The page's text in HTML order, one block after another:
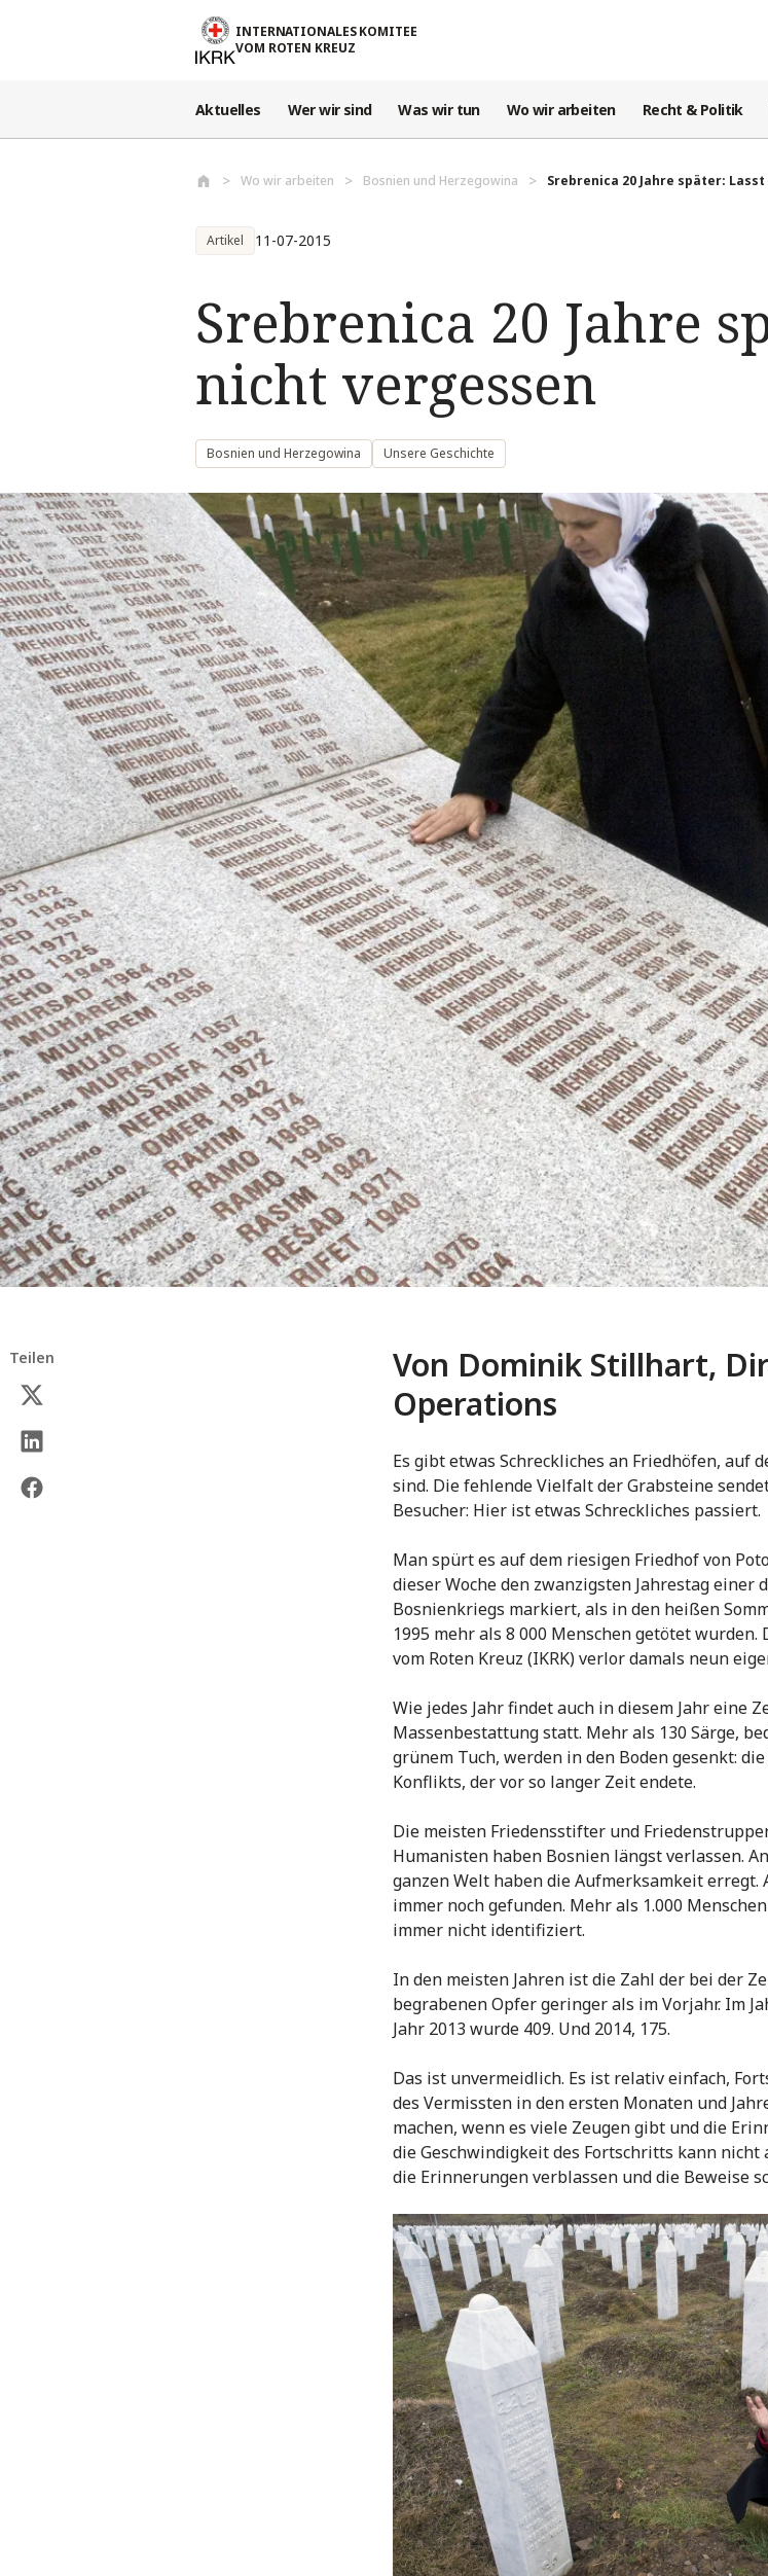
INTERNATIONALES KOMITEE
VOM ROTEN KREUZ
Aktuelles Wer wir sind Was wir tun Wo wir arbeiten Recht & Politik
Wo wir arbeiten Bosnien und Herzegowina Srebrenica 20 Jahre später: Lasst
Artikel 11-07-2015
Srebrenica 20 Jahre
nicht vergessen
Bosnien und Herzegowina Unsere Geschichte
Teilen
Von Dominik Stillhart,
Operations
Es gibt etwas Schreckliches an Friedhöfen, auf
sind. Die fehlende Vielfalt der Grabsteine
Besucher: Hier ist etwas Schreckliches passiert.
Man spürt es auf dem riesigen Friedhof von
dieser Woche den zwanzigsten Jahrestag einer
Bosnienkriegs markiert, als in den heißen
1995 mehr als 8 000 Menschen getötet
vom Roten Kreuz (IKRK) verlor damals neun
Wie jedes Jahr findet auch in diesem Jahr eine
Massenbestattung statt. Mehr als 130 Särge,
grünem Tuch, werden in den Boden gesenkt:
Konflikts, der vor so langer Zeit endete.
Die meisten Friedensstifter und
Humanisten haben Bosnien längst verlassen.
ganzen Welt haben die Aufmerksamkeit erregt.
immer noch gefunden. Mehr als 1.000
immer nicht identifiziert.
In den meisten Jahren ist die Zahl der bei der
begrabenen Opfer geringer als im Vorjahr. Im
Jahr 2013 wurde 409. Und 2014, 175.
Das ist unvermeidlich. Es ist relativ einfach,
des Vermissten in den ersten Monaten und
machen, wenn es viele Zeugen gibt und die
die Geschwindigkeit des Fortschritts kann
die Erinnerungen verblassen und die Beweise